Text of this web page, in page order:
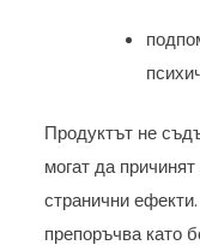
Продуктът не
могат да
странични
препоръчва като